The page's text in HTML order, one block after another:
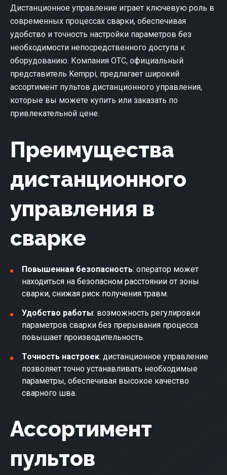
Дистанционное управление играет ключевую роль в
современных процессах сварки, обеспечивая
удобство и точность настройки параметров без
необходимости непосредственного доступа к
оборудованию. Компания ОТС, официальный
представитель Kemppi, предлагает широкий
ассортимент пультов дистанционного управления,
которые вы можете купить или заказать по
привлекательной цене.
Преимущества
дистанционного
управления в
сварке
Повышенная безопасность: оператор может
находиться на безопасном расстоянии от зоны
сварки, снижая риск получения травм.
Удобство работы: возможность регулировки
параметров сварки без прерывания процесса
повышает производительность.
Точность настроек: дистанционное управление
позволяет точно устанавливать необходимые
параметры, обеспечивая высокое качество
сварного шва.
Ассортимент
пультов